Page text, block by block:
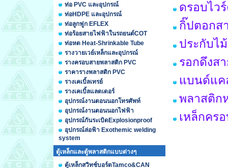
ท่อ PVC และอุปกรณ์
ท่อHDPE และอุปกรณ์
ท่อลูกฟูก EFLEX
ท่อร้อยสายไฟฟ้าในรถยนต์COT
ท่อหด Heat-Shrinkable Tube
รางวายเวย์เหล็กและอุปกรณ์
รางครอบสายพลาสติก PVC
ราคารางพลาสติก PVC
รางเคเบิ้ลเทรย์
รางเคเบิ้ลแลดเดอร์
อุปกรณ์งานตอนนอกโทรศัพท์
อุปกรณ์งานตอนนอกไฟฟ้า
อุปกรณ์กันระเบิดExplosionproof
อุปกรณ์ล่อฟ้า Exothemic welding
system
ตู้เหล็กและตู้พลาสติกแบบต่างๆ
ตู้เหล็กสวิทช์บอร์ดTamco&CAN
ดรอบไว
กิ๊ปตอกส
ประกับไ
รอกดึงส
แบนด์แค
พลาสติก
เหล็กคร